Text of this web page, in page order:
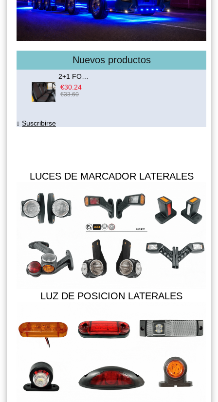
Nuevos productos
2+1 FORD TRANSIT CUSTOM 2000-2014 MK6 MK7 Cubre Asientos Furgoneta Camioneta Negro Rojo Textil
€30.24
€33.60
Suscribirse
LUCES DE MARCADOR LATERALES
LUZ DE POSICION LATERALES